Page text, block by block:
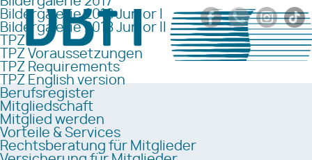
Bildergalerie 2018 Junior I
Bildergalerie 2018 Junior II
TPZ
TPZ Voraussetzungen
TPZ Requirements
TPZ English version
Berufsregister
Mitgliedschaft
Mitglied werden
Vorteile & Services
Rechtsberatung für Mitglieder